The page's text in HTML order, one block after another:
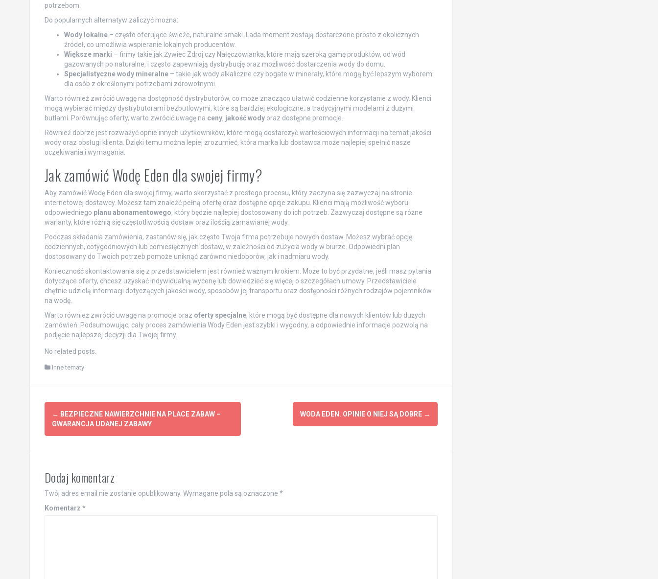
potrzebom.
Do popularnych alternatyw zaliczyć można:
Wody lokalne– często oferujące świeże, naturalne smaki. Lada moment zostają dostarczone prosto z okolicznych
źródeł, co umożliwia wspieranie lokalnych producentów.
Większe marki – firmy takie jak Żywiec Zdrój czy Nałęczowianka, które mają szeroką gamę produktów, od wód
gazowanych po naturalne, i często zapewniają dystrybucję oraz możliwość dostarczenia wody do domu.
Specjalistyczne wody mineralne– takie jak wody alkaliczne czy bogate w minerały, które mogą być lepszym wyborem
dla osób z określonymi potrzebami zdrowotnymi.
Warto również zwrócić uwagę na dostępność dystrybutorów, co może znacząco ułatwić codzienne korzystanie z wody. Klienci
mogą wybierać między dystrybutorami bezbutlowymi, które są bardziej ekologiczne, a tradycyjnymi modelami z dużymi
butlami. Porównując oferty, warto zwrócić uwagę na ceny, jakość wodyoraz dostępne promocje.
Również dobrze jest rozważyć opnie innych użytkowników, które mogą dostarczyć wartościowych informacji na temat jakości
wody oraz obsługi klienta. Dzięki temu można lepiej zrozumieć, która marka lub dostawca może najlepiej spełnić nasze
oczekiwania i wymagania.
Jak zamówić Wodę Eden dla swojej firmy?
Aby zamówić Wodę Eden dla swojej firmy, warto skorzystać z prostego procesu, który zaczyna się zazwyczaj na stronie
internetowej dostawcy. Możesz tam znaleźć pełną ofertę oraz dostępne opcje zakupu. Klienci mają możliwość wyboru
odpowiedniego planu abonamentowego, który będzie najlepiej dostosowany do ich potrzeb. Zazwyczaj dostępne są różne
warianty, które różnią się częstotliwością dostaw oraz ilością zamawianej wody.
Podczas składania zamówienia, zastanów się, jak często Twoja firma potrzebuje nowych dostaw. Możesz wybrać opcję
codziennych, cotygodniowych lub comiesięcznych dostaw, w zależności od zużycia wody w biurze. Odpowiedni plan
dostosowany do Twoich potrzeb pomoże uniknąć zarówno niedoborów, jak i nadmiaru wody.
Konieczność skontaktowania się z przedstawicielem jest również ważnym krokiem. Może to być przydatne, jeśli masz pytania
dotyczące oferty, chcesz uzyskać indywidualną wycenę lub dowiedzieć się więcej o szczegółach umowy. Przedstawiciele
chętnie udzielą informacji dotyczących jakości wody, sposobów jej transportu oraz dostępności różnych rodzajów pojemników
na wodę.
Warto również zwrócić uwagę na promocje oraz oferty specjalne, które mogą być dostępne dla nowych klientów lub dużych
zamówień. Podsumowując, cały proces zamówienia Wody Eden jest szybki i wygodny, a odpowiednie informacje pozwolą na
podjęcie najlepszej decyzji dla Twojej firmy.
No related posts.
Inne tematy
Post
navigation
← BEZPIECZNE NAWIERZCHNIE NA PLACE ZABAW –
GWARANCJA UDANEJ ZABAWY
WODA EDEN. OPINIE O NIEJ SĄ DOBRE →
Dodaj komentarz
Twój adres email nie zostanie opublikowany. Wymagane pola są oznaczone *
Komentarz *